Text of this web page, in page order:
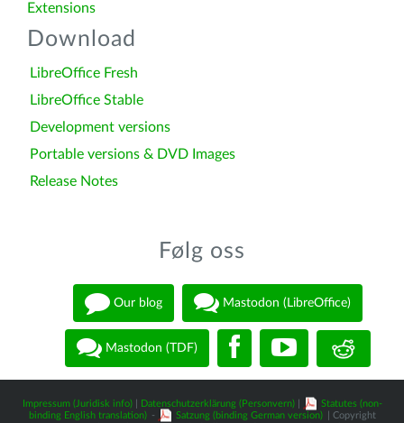
Extensions
Download
LibreOffice Fresh
LibreOffice Stable
Development versions
Portable versions & DVD Images
Release Notes
Følg oss
Our blog Mastodon (LibreOffice)
Mastodon (TDF)
Impressum (Juridisk info)| Datenschutzerklärung (Personvern)|
Statutes (non-
binding English translation) - Satzung (binding German version)
| Copyright